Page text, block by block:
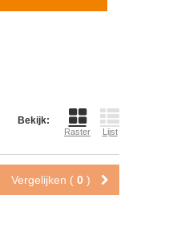
Bekijk:
Raster Lijst
Vergelijken ( 0 )